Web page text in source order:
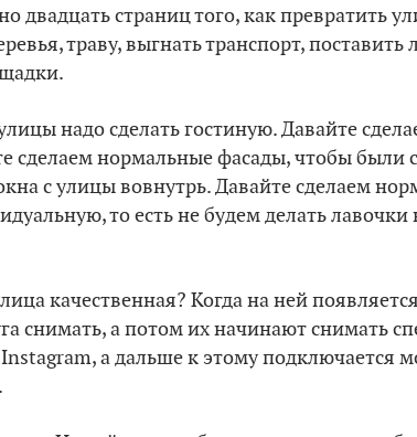
двадцать страниц того, как превратить
траву, выгнать транспорт, поставить
надо сделать гостиную. Давайте
сделаем нормальные фасады, чтобы были
с улицы вовнутрь. Давайте сделаем
то есть не будем делать
качественная? Когда на ней
снимать, а потом их начинают снимать
а дальше к этому подключается